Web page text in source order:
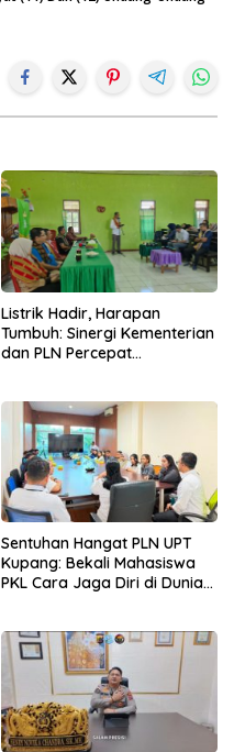
Listrik Hadir, Harapan
Tumbuh: Sinergi Kementerian
dan PLN Percepat
Sentuhan Hangat PLN UPT
Kupang: Bekali Mahasiswa
PKL Cara Jaga Diri di Dunia